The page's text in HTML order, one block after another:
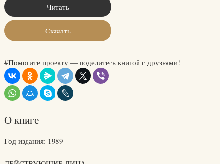
Читать
Скачать
#Помогите проекту — поделитесь книгой с друзьями!
О книге
Год издания: 1989